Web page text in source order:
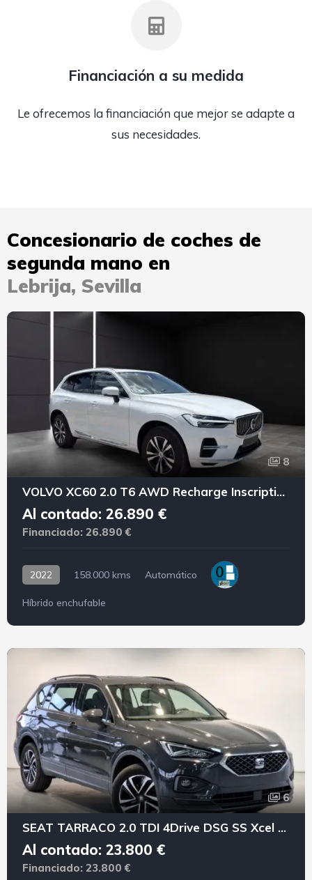
Financiación a su medida
Le ofrecemos la financiación que mejor se adapte a
sus necesidades.
Concesionario de coches de
segunda mano en
Lebrija, Sevilla
8
VOLVO XC60 2.0 T6 AWD Recharge Inscription Exp Auto
Al contado: 26.890 €
Financiado: 26.890 €
2022 158.000 kms Automático
Híbrido enchufable
6
SEAT TARRACO 2.0 TDI 4Drive DSG SS Xcel PLUS
Al contado: 23.800 €
Financiado: 23.800 €